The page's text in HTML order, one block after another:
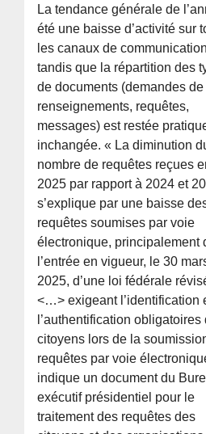
La tendance générale de
été une baisse d’activité sur
les canaux de
tandis que la répartition des
de documents (demandes de
renseignements, requêtes,
messages) est restée
inchangée. « La diminution
nombre de requêtes reçues
2025 par rapport à 2024 et
s’explique par une baisse
requêtes soumises par voie
électronique, principalement
l’entrée en vigueur, le 30
2025, d’une loi fédérale
<…> exigeant l’identification
l’authentification obligatoires
citoyens lors de la
requêtes par voie
indique un document du
exécutif présidentiel pour le
traitement des requêtes des